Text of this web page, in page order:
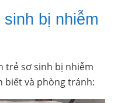
bị nhiễm
trẻ sơ sinh bị nhiễm
biết và phòng tránh: